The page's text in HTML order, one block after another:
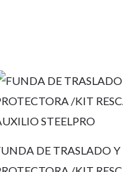
DE TRASLADO Y